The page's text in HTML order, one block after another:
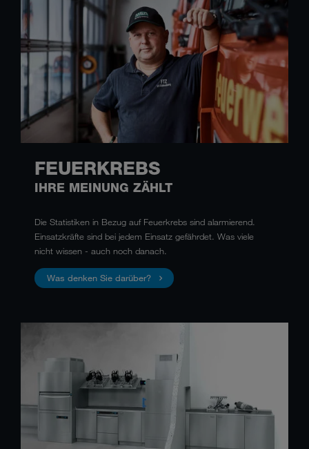
FEUERKREBS
IHRE MEINUNG ZÄHLT
Die Statistiken in Bezug auf Feuerkrebs sind alarmierend.
Einsatzkräfte sind bei jedem Einsatz gefährdet. Was viele
nicht wissen - auch noch danach.
Was denken Sie darüber?